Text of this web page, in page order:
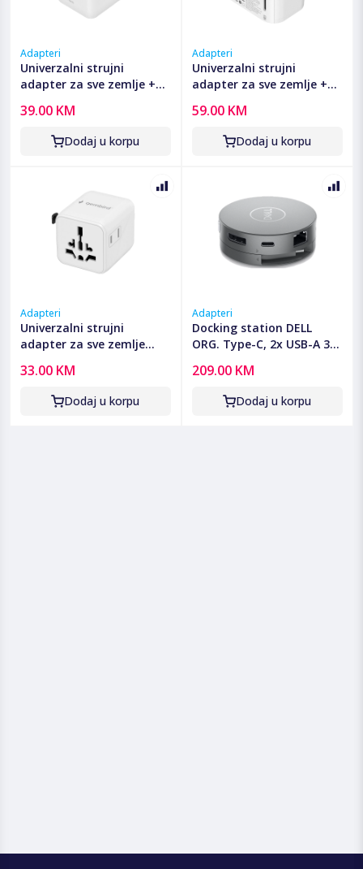
Adapteri
Univerzalni strujni
adapter za sve zemlje +
GEMBIRD, 20 W, white,
TPA-1A2C20-01-W
39.00 KM
Dodaj u korpu
Adapteri
Univerzalni strujni
adapter za sve zemlje +
GEMBIRD, 20 W, white,
TPA-EU2A1C15-01-W
59.00 KM
Dodaj u korpu
Adapteri
Univerzalni strujni
adapter za sve zemlje
TPA-INT-01-W
33.00 KM
Dodaj u korpu
Adapteri
Docking station DELL
ORG. Type-C, 2x USB-A 3.2
RJ45 Gigabit Ethernet, DP
4K, VGA, HDMI 4K, DELL-
DA310, 470-AEUP
209.00 KM
Dodaj u korpu